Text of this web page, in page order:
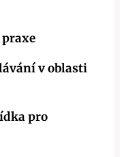
v oblasti
pro